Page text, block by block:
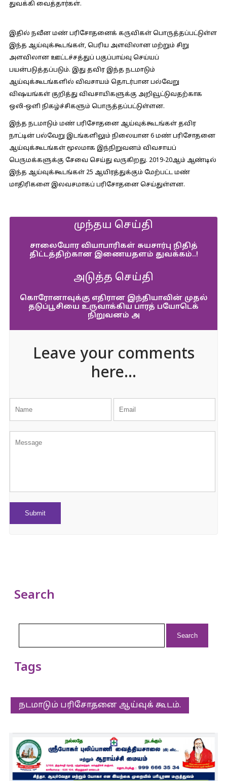
துவக்கி வைத்தார்கள்.
இதில் நவீன மண் பரிசோதனைக் கருவிகள் பொருத்தப்பட்டுள்ள
இந்த ஆய்வுக்கூடங்கள், பெரிய அளவிலான மற்றும் சிறு
அளவிலான ஊட்டச்சத்துப் பகுப்பாய்வு செய்யப்
பயன்படுத்தப்படும். இது தவிர இந்த நடமாடும்
ஆய்வுக்கூடங்களில் விவசாயம் தொடர்பான பல்வேறு
விஷயங்கள் குறித்து விவசாயிகளுக்கு அறிவூட்டுவதற்காக
ஒலி-ஒளி நிகழ்ச்சிகளும் பொருத்தப்பட்டுள்ளன.
இந்த நடமாடும் மண் பரிசோதனை ஆய்வுக்கூடங்கள் தவிர
நாட்டின் பல்வேறு இடங்களிலும் நிலையான 6 மண் பரிசோதனை
ஆய்வுக்கூடங்கள் மூலமாக இந்நிறுவனம் விவசாயப்
பெருமக்களுக்கு சேவை செய்து வருகிறது. 2019-20ஆம் ஆண்டில்
இந்த ஆய்வுக்கூடங்கள் 25 ஆயிரத்துக்கும் மேற்பட்ட மண்
மாதிரிகளை இலவசமாகப் பரிசோதனை செய்துள்ளன.
முந்தய செய்தி
சாலையோர வியாபாரிகள் சுயசார்பு நிதித்
திட்டத்திற்கான இணையதளம் துவக்கம்..!
அடுத்த செய்தி
கொரோனாவுக்கு எதிரான இந்தியாவின் முதல்
தடுப்பூசியை உருவாக்கிய பாரத் பயோடெக்
நிறுவனம் அ
Leave your comments
here...
Search
Tags
நடமாடும் பரிசோதனை ஆய்வுக் கூடம்.